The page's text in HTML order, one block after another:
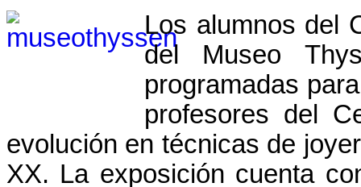
Los alumnos del
del Museo
programadas
profesores del
evolución en técnicas de
XX. La exposición cuenta